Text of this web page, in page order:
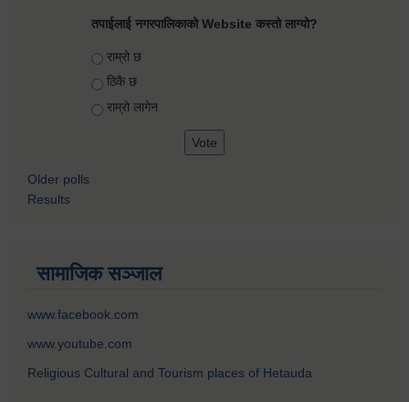
तपाईलाई नगरपालिकाको Website कस्तो लाग्यो?
Choices
राम्रो छ
ठिकै छ
राम्रो लागेन
Older polls
Results
सामाजिक सञ्जाल
www.facebook.com
www.youtube.com
Religious Cultural and Tourism places of Hetauda